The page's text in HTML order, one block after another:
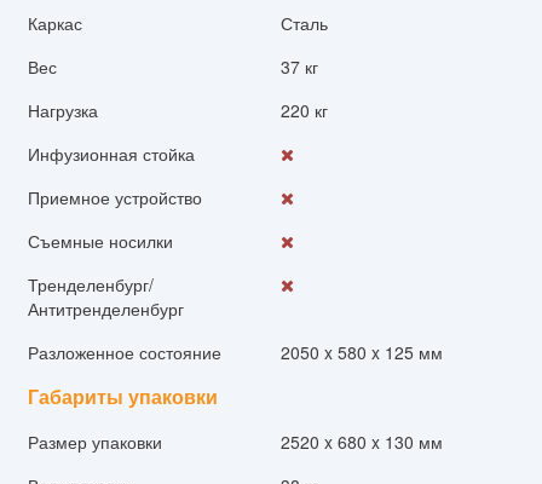
Каркас
Сталь
Вес
37 кг
Нагрузка
220 кг
Инфузионная стойка
Приемное устройство
Съемные носилки
Тренделенбург/
Антитренделенбург
Разложенное состояние
2050 x 580 x 125 мм
Габариты упаковки
Размер упаковки
2520 x 680 x 130 мм